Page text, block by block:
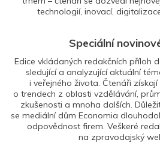
technologií, inovací,
Speciální
Edice vkládaných redakčních příloh
sledující a analyzující aktuální
i veřejného života. Čtenáři
o trendech z oblasti vzdělávání,
zkušenosti a mnoha dalších.
se mediální dům Economia
odpovědnost firem. Veškeré
na zpravodajský